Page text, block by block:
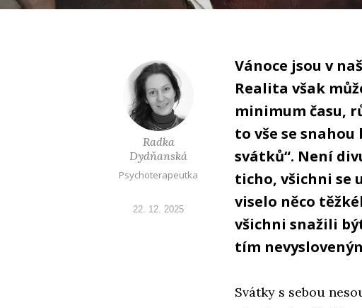
Radka
Dydňanská
Psychoterapeutka
22. 12. 2025
Vánoce jsou v
Realita však
minimum času,
to vše se
svátků“. Není
ticho, všichni se
viselo něco
všichni snažili
tím
Svátky s sebou